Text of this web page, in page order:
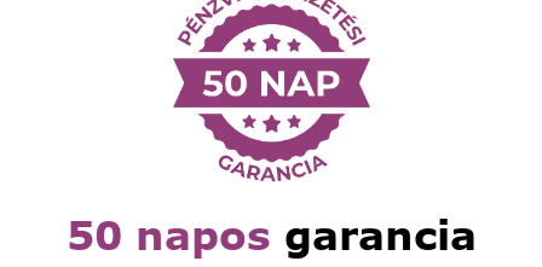
50 napos garancia